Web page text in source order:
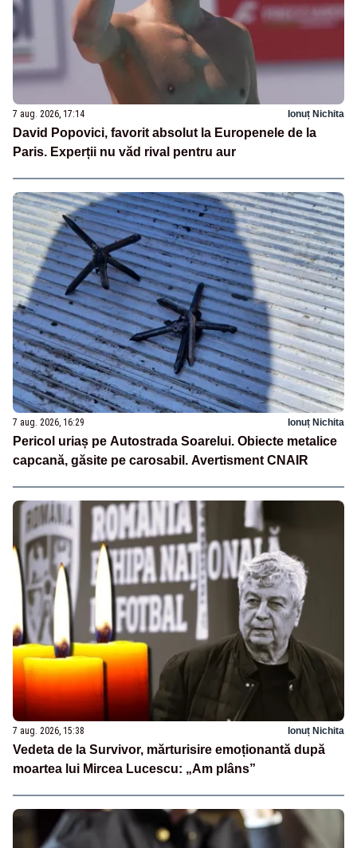
7 aug. 2026, 17:14 Ionuț Nichita
David Popovici, favorit absolut la Europenele de la
Paris. Experții nu văd rival pentru aur
7 aug. 2026, 16:29 Ionuț Nichita
Pericol uriaș pe Autostrada Soarelui. Obiecte metalice
capcană, găsite pe carosabil. Avertisment CNAIR
7 aug. 2026, 15:38 Ionuț Nichita
Vedeta de la Survivor, mărturisire emoționantă după
moartea lui Mircea Lucescu: „Am plâns”